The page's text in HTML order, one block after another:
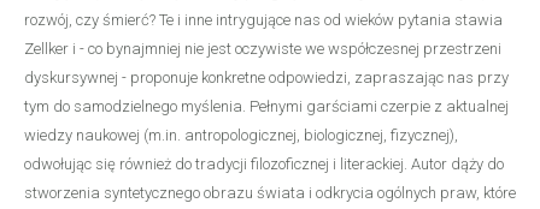
rozwój, czy śmierć? Te i inne intrygujące nas od wieków pytania stawia
Zellker i - co bynajmniej nie jest oczywiste we współczesnej przestrzeni
dyskursywnej - proponuje konkretne odpowiedzi, zapraszając nas przy
tym do samodzielnego myślenia. Pełnymi garściami czerpie z aktualnej
wiedzy naukowej (m.in. antropologicznej, biologicznej, fizycznej),
odwołując się również do tradycji filozoficznej i literackiej. Autor dąży do
stworzenia syntetycznego obrazu świata i odkrycia ogólnych praw, które